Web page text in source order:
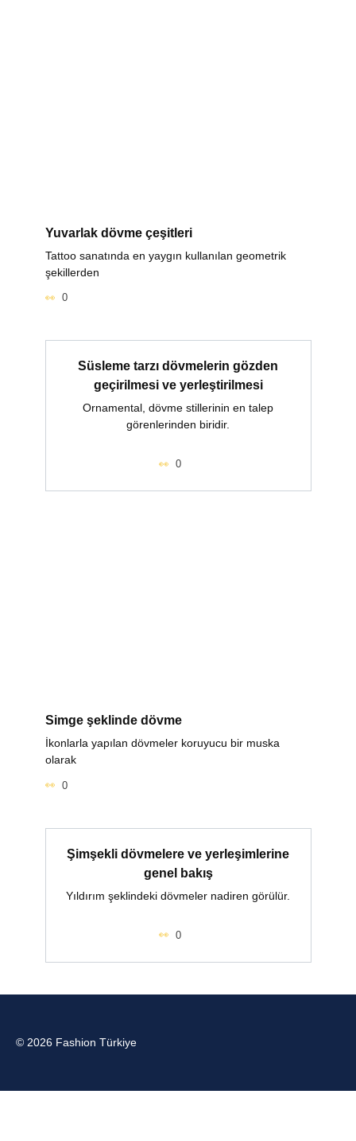
Yuvarlak dövme çeşitleri
Tattoo sanatında en yaygın kullanılan geometrik
şekillerden
0
Süsleme tarzı dövmelerin gözden
geçirilmesi ve yerleştirilmesi
Ornamental, dövme stillerinin en talep
görenlerinden biridir.
0
Simge şeklinde dövme
İkonlarla yapılan dövmeler koruyucu bir muska
olarak
0
Şimşekli dövmelere ve yerleşimlerine
genel bakış
Yıldırım şeklindeki dövmeler nadiren görülür.
0
© 2026 Fashion Türkiye